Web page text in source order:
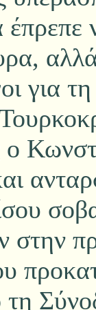
αλλά
για
ο
στην